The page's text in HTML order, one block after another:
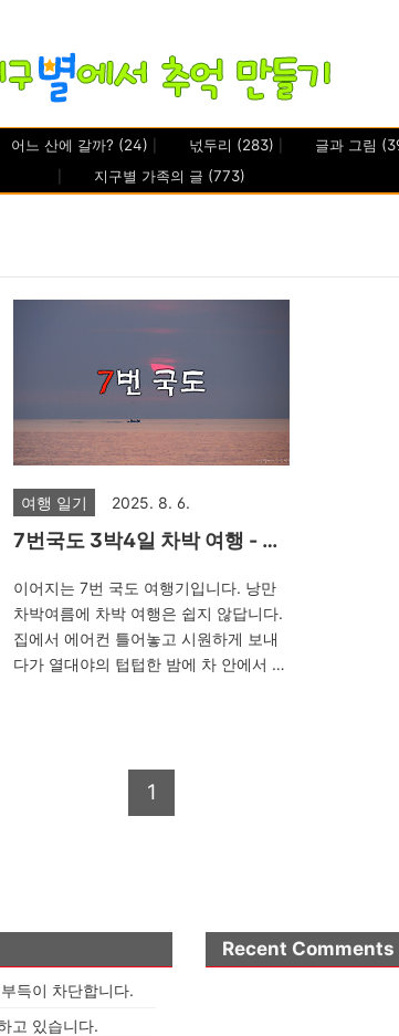
어느 산에 갈까? (24) 넋두리 (283) 글과 그림
지구별 가족의 글 (773)
여행 일기 2025. 8. 6.
7번국도 3박4일 차박 여행 - 화
이어지는 7번 국도 여행기입니다. 낭만
차박여름에 차박 여행은 쉽지 않답니다.
집에서 에어컨 틀어놓고 시원하게 보내
다가 열대야의 텁텁한 밤에 차 안에서 잔
번 여름에도 카라반이나 캠핑카가 많이
보이는데 주차장이나 해변에 장박으로
여러 날 자리를 차지하여 눈총을 받는 반
는 편인데 차박 에티켓으로는 딱 두 가지
가 문제가 되는 것 같습니다.1. 쓰레기2.
주차 저 같은 경우는 쓰레기봉투 큰 것으
로 준비하여 조수석 앞에 비치하고 여행
1
득이 차단합니다.
고 있습니다.
Recent Comments